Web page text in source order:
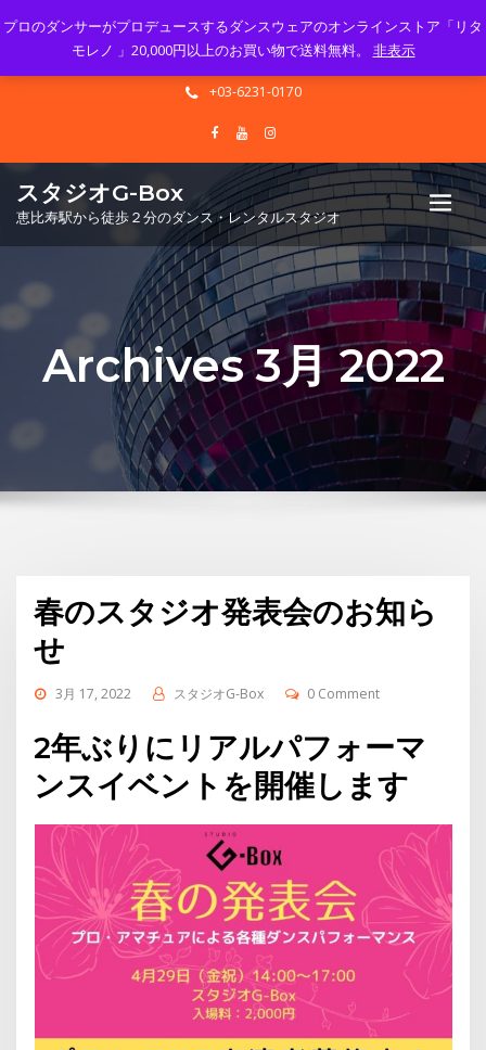
Mon - Sun 10.00 - 23.00
info@gbox-tango.com
+03-6231-0170
スタジオG-Box
恵比寿駅から徒歩２分のダンス・レンタルスタジオ
Archives 3月 2022
春のスタジオ発表会のお知ら
せ
3月 17, 2022 スタジオG-Box 0 Comment
2年ぶりにリアルパフォーマ
ンスイベントを開催します
プロのダンサーがプロデュースするダンスウェアのオンラインストア「リタ
モレノ 」20,000円以上のお買い物で送料無料。 非表示